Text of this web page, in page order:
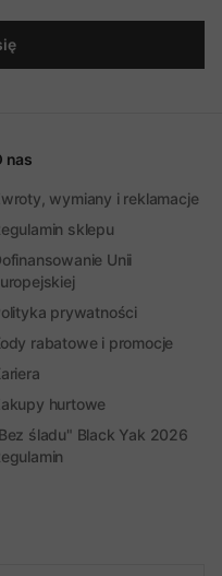
nas
wymiany i reklamacje
sklepu
Unii
prywatności
rabatowe i promocje
hurtowe
śladu" Black Yak 2026